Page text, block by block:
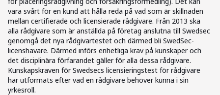
vara svårt för en kund att hålla reda på vad som är skillnaden
mellan certifierade och licensierade rådgivare. Från 2013 ska
alla rådgivare som är anställda på företag anslutna till Swedsec
genomgå det nya rådgivartestet och därmed bli SwedSec-
licenshavare. Därmed införs enhetliga krav på kunskaper och
det disciplinära förfarandet gäller för alla dessa rådgivare.
Kunskapskraven för Swedsecs licensieringstest för rådgivare
har utformats efter vad en rådgivare behöver kunna i sin
yrkesroll.